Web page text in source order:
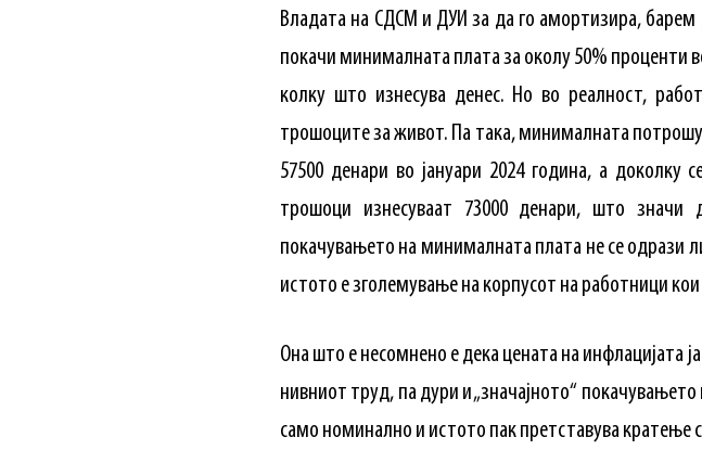
Владата на СДСМ и ДУИ за да го амортизира,
покачи минималната плата за околу 50% проценти
колку што изнесува денес. Но во реалност,
трошоците за живот. Па така, минималната
57500 денари во јануари 2024 година, а доколку
трошоци изнесуваат 73000 денари, што значи
покачувањето на минималната плата не се одрази
истото е зголемување на корпусот на работници
Она што е несомнено е дека цената на инфлацијата
нивниот труд, па дури и „значајното“
само номинално и истото пак претставува